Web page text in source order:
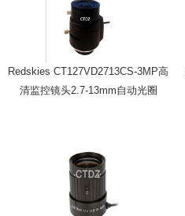
Redskies CT127VD2713CS-3MP高
清监控镜头2.7-13mm自动光圈